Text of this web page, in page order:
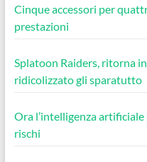
Cinque accessori per
prestazioni
Splatoon Raiders, ritorna
ridicolizzato gli sparatutto
Ora l’intelligenza
rischi